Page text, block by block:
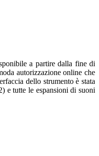
a partire dalla fine di
autorizzazione online che
dello strumento è stata
e tutte le espansioni di suoni